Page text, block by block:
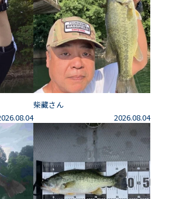
柴藏さん
2026.08.04